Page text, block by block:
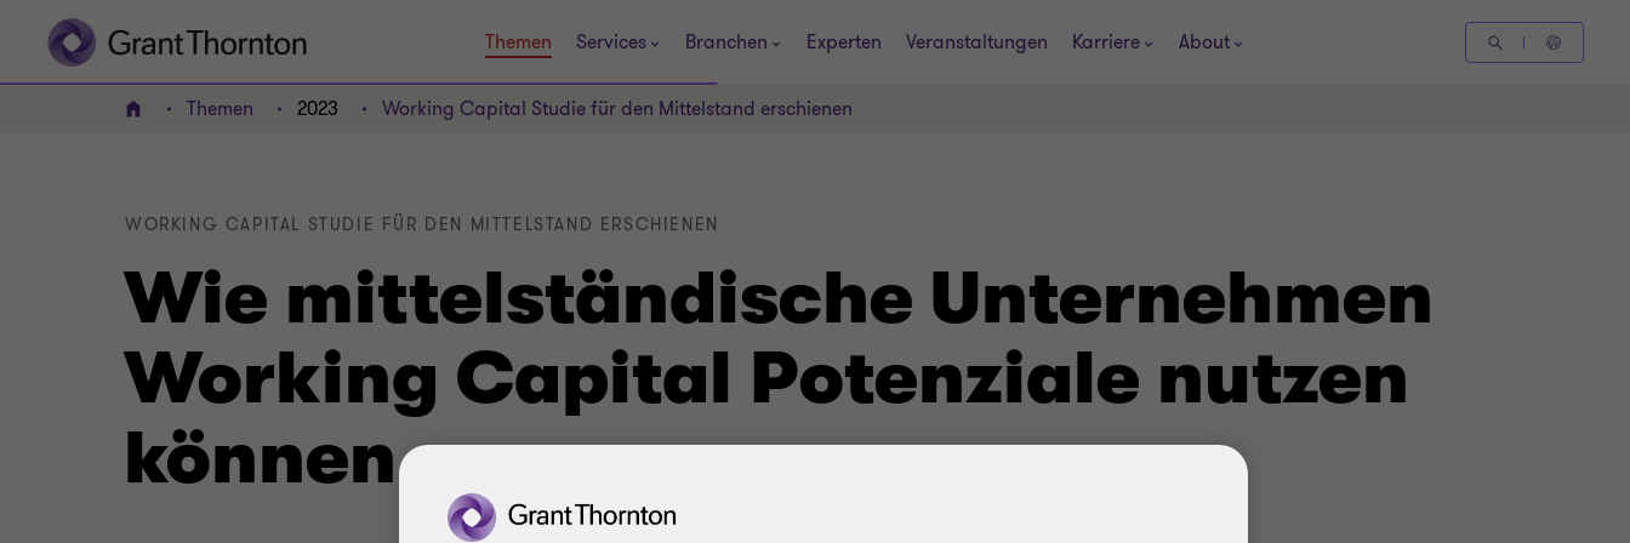
Themen Services Branchen Experten Veranstaltungen Karriere About
HOME Themen 2023 Working Capital Studie für den Mittelstand erschienen
Wie mittelständische Unternehmen
Working Capital Potenziale nutzen
können
WORKING CAPITAL STUDIE FÜR DEN MITTELSTAND ERSCHIENEN